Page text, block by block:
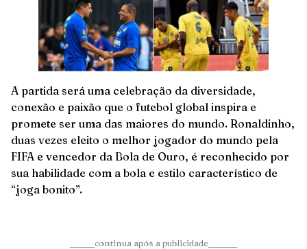
A partida será uma celebração da diversidade,
conexão e paixão que o futebol global inspira e
promete ser uma das maiores do mundo. Ronaldinho,
duas vezes eleito o melhor jogador do mundo pela
FIFA e vencedor da Bola de Ouro, é reconhecido por
sua habilidade com a bola e estilo característico de
“joga bonito”.
______continua após a publicidade_______